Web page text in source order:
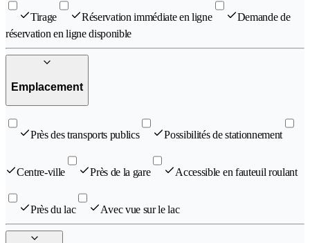
Tirage Réservation immédiate en ligne
Demande de
réservation en ligne disponible
Emplacement
Près des transports publics Possibilités de stationnement
Centre-ville Près de la gare Accessible en fauteuil roulant
Près du lac Avec vue sur le lac